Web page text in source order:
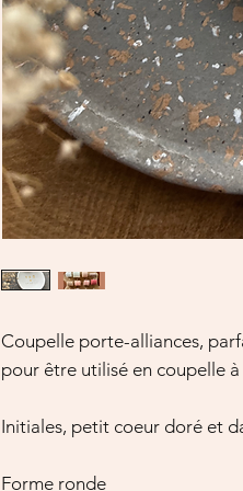
Coupelle porte-alliances,
pour être utilisé en coupelle
Initiales, petit coeur doré et
Forme ronde